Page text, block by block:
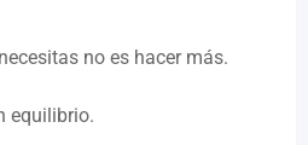
no es hacer más.
equilibrio.